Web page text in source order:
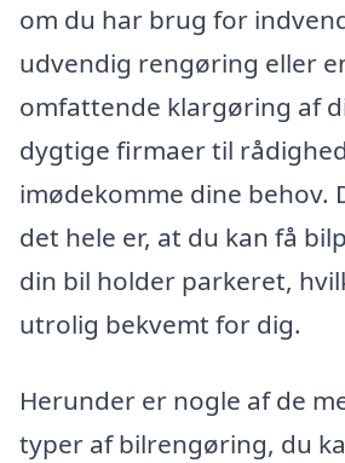
om du har brug for
udvendig rengøring eller
omfattende klargøring af
dygtige firmaer til
imødekomme dine behov.
det hele er, at du kan få
din bil holder parkeret,
utrolig bekvemt for dig.
Herunder er nogle af de
typer af bilrengøring, du